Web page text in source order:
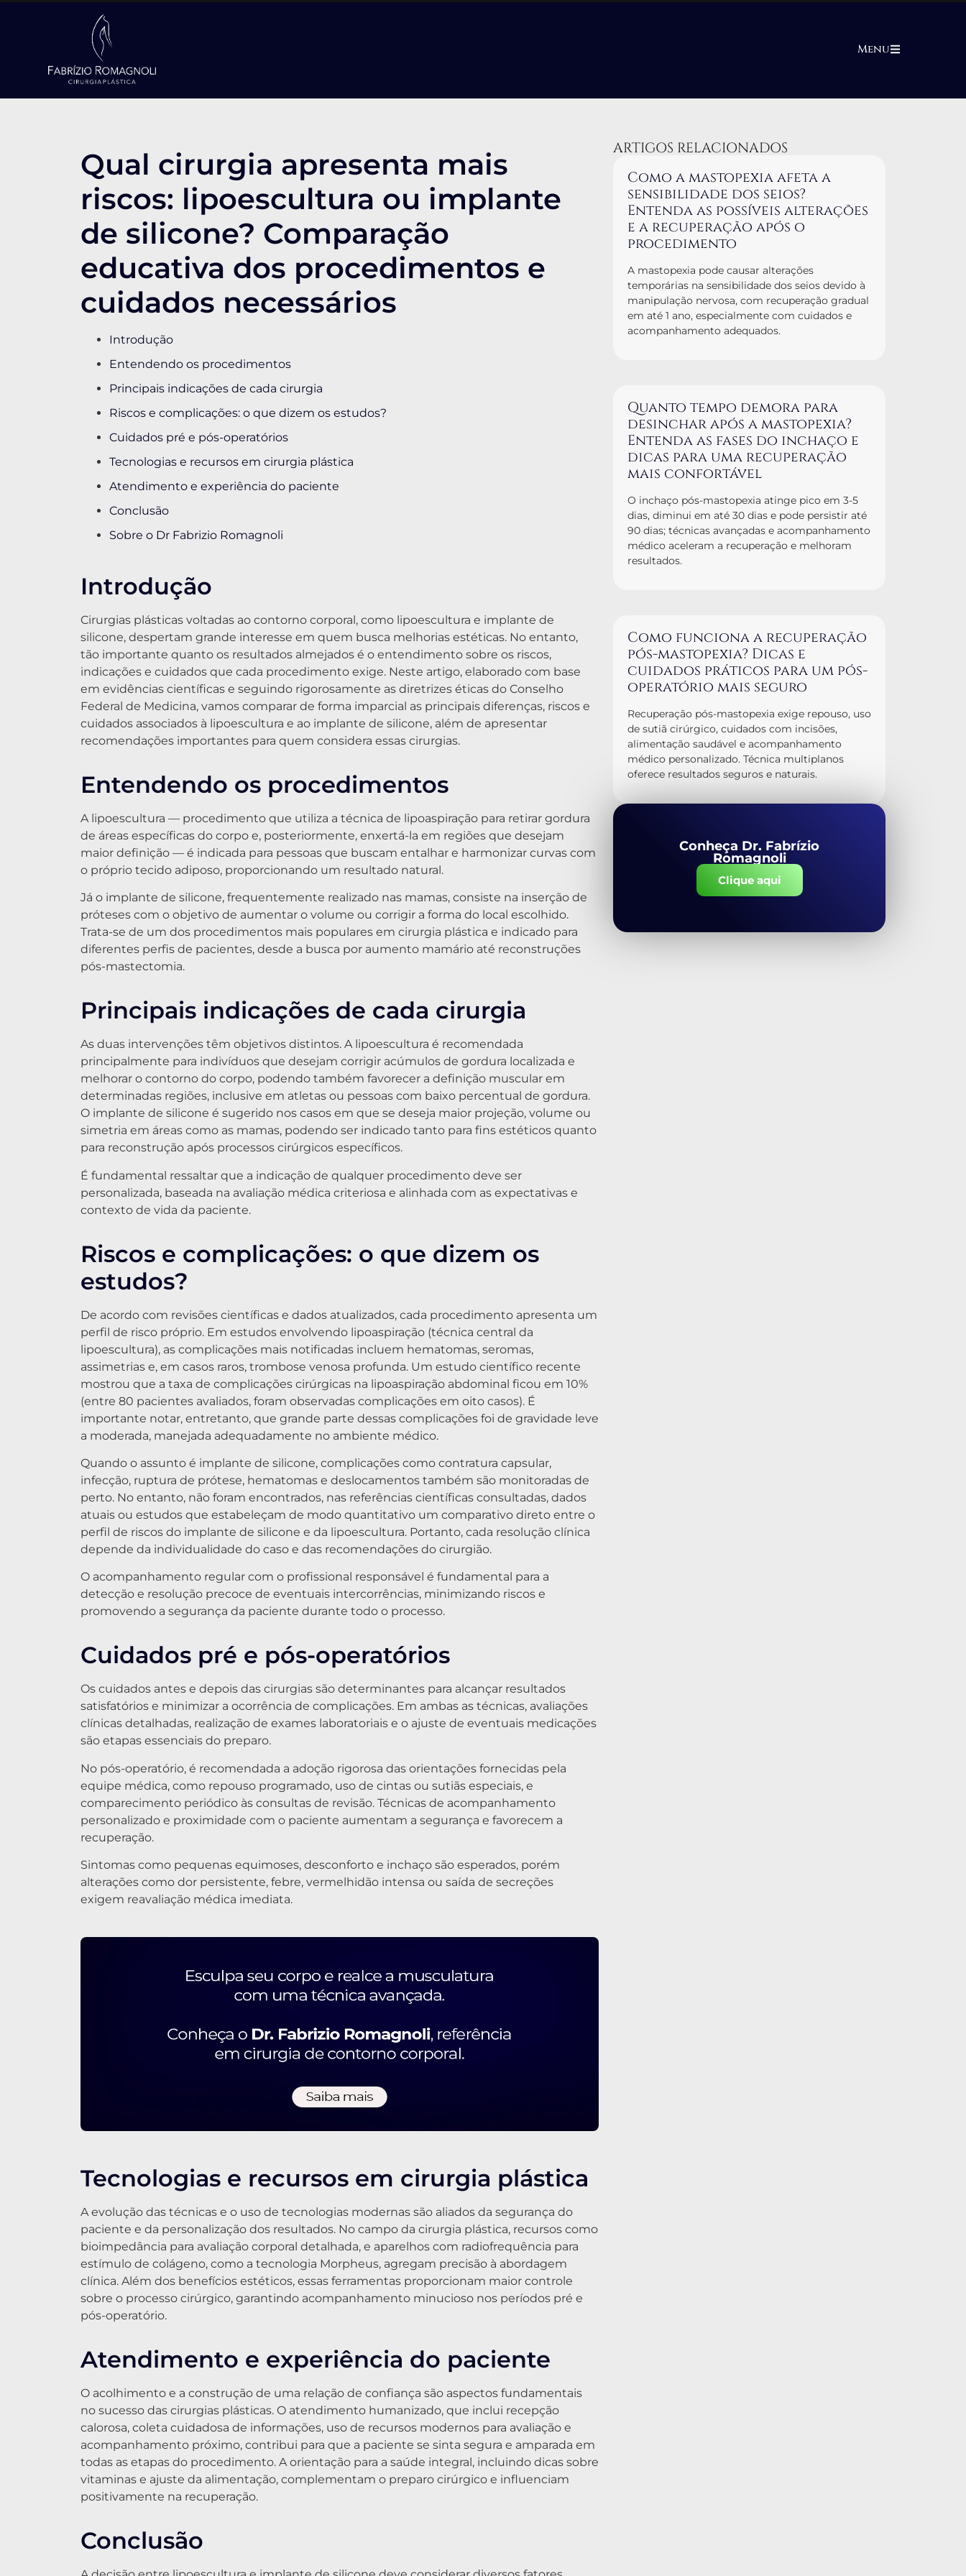
Menu
Qual cirurgia apresenta mais
riscos: lipoescultura ou implante
de silicone? Comparação
educativa dos procedimentos e
cuidados necessários
Introdução
Entendendo os procedimentos
Principais indicações de cada cirurgia
Riscos e complicações: o que dizem os estudos?
Cuidados pré e pós-operatórios
Tecnologias e recursos em cirurgia plástica
Atendimento e experiência do paciente
Conclusão
Sobre o Dr Fabrizio Romagnoli
Introdução
Cirurgias plásticas voltadas ao contorno corporal, como lipoescultura e implante de
silicone, despertam grande interesse em quem busca melhorias estéticas. No entanto,
tão importante quanto os resultados almejados é o entendimento sobre os riscos,
indicações e cuidados que cada procedimento exige. Neste artigo, elaborado com base
em evidências científicas e seguindo rigorosamente as diretrizes éticas do Conselho
Federal de Medicina, vamos comparar de forma imparcial as principais diferenças, riscos e
cuidados associados à lipoescultura e ao implante de silicone, além de apresentar
recomendações importantes para quem considera essas cirurgias.
Entendendo os procedimentos
A lipoescultura — procedimento que utiliza a técnica de lipoaspiração para retirar gordura
de áreas específicas do corpo e, posteriormente, enxertá-la em regiões que desejam
maior definição — é indicada para pessoas que buscam entalhar e harmonizar curvas com
o próprio tecido adiposo, proporcionando um resultado natural.
Já o implante de silicone, frequentemente realizado nas mamas, consiste na inserção de
próteses com o objetivo de aumentar o volume ou corrigir a forma do local escolhido.
Trata-se de um dos procedimentos mais populares em cirurgia plástica e indicado para
diferentes perfis de pacientes, desde a busca por aumento mamário até reconstruções
pós-mastectomia.
Principais indicações de cada cirurgia
As duas intervenções têm objetivos distintos. A lipoescultura é recomendada
principalmente para indivíduos que desejam corrigir acúmulos de gordura localizada e
melhorar o contorno do corpo, podendo também favorecer a definição muscular em
determinadas regiões, inclusive em atletas ou pessoas com baixo percentual de gordura.
O implante de silicone é sugerido nos casos em que se deseja maior projeção, volume ou
simetria em áreas como as mamas, podendo ser indicado tanto para fins estéticos quanto
para reconstrução após processos cirúrgicos específicos.
É fundamental ressaltar que a indicação de qualquer procedimento deve ser
personalizada, baseada na avaliação médica criteriosa e alinhada com as expectativas e
contexto de vida da paciente.
Riscos e complicações: o que dizem os
estudos?
De acordo com revisões científicas e dados atualizados, cada procedimento apresenta um
perfil de risco próprio. Em estudos envolvendo lipoaspiração (técnica central da
lipoescultura), as complicações mais notificadas incluem hematomas, seromas,
assimetrias e, em casos raros, trombose venosa profunda. Um estudo científico recente
mostrou que a taxa de complicações cirúrgicas na lipoaspiração abdominal ficou em 10%
(entre 80 pacientes avaliados, foram observadas complicações em oito casos). É
importante notar, entretanto, que grande parte dessas complicações foi de gravidade leve
a moderada, manejada adequadamente no ambiente médico.
Quando o assunto é implante de silicone, complicações como contratura capsular,
infecção, ruptura de prótese, hematomas e deslocamentos também são monitoradas de
perto. No entanto, não foram encontrados, nas referências científicas consultadas, dados
atuais ou estudos que estabeleçam de modo quantitativo um comparativo direto entre o
perfil de riscos do implante de silicone e da lipoescultura. Portanto, cada resolução clínica
depende da individualidade do caso e das recomendações do cirurgião.
O acompanhamento regular com o profissional responsável é fundamental para a
detecção e resolução precoce de eventuais intercorrências, minimizando riscos e
promovendo a segurança da paciente durante todo o processo.
Cuidados pré e pós-operatórios
Os cuidados antes e depois das cirurgias são determinantes para alcançar resultados
satisfatórios e minimizar a ocorrência de complicações. Em ambas as técnicas, avaliações
clínicas detalhadas, realização de exames laboratoriais e o ajuste de eventuais medicações
são etapas essenciais do preparo.
No pós-operatório, é recomendada a adoção rigorosa das orientações fornecidas pela
equipe médica, como repouso programado, uso de cintas ou sutiãs especiais, e
comparecimento periódico às consultas de revisão. Técnicas de acompanhamento
personalizado e proximidade com o paciente aumentam a segurança e favorecem a
recuperação.
Sintomas como pequenas equimoses, desconforto e inchaço são esperados, porém
alterações como dor persistente, febre, vermelhidão intensa ou saída de secreções
exigem reavaliação médica imediata.
Tecnologias e recursos em cirurgia plástica
A evolução das técnicas e o uso de tecnologias modernas são aliados da segurança do
paciente e da personalização dos resultados. No campo da cirurgia plástica, recursos como
bioimpedância para avaliação corporal detalhada, e aparelhos com radiofrequência para
estímulo de colágeno, como a tecnologia Morpheus, agregam precisão à abordagem
clínica. Além dos benefícios estéticos, essas ferramentas proporcionam maior controle
sobre o processo cirúrgico, garantindo acompanhamento minucioso nos períodos pré e
pós-operatório.
Atendimento e experiência do paciente
O acolhimento e a construção de uma relação de confiança são aspectos fundamentais
no sucesso das cirurgias plásticas. O atendimento humanizado, que inclui recepção
calorosa, coleta cuidadosa de informações, uso de recursos modernos para avaliação e
acompanhamento próximo, contribui para que a paciente se sinta segura e amparada em
todas as etapas do procedimento. A orientação para a saúde integral, incluindo dicas sobre
vitaminas e ajuste da alimentação, complementam o preparo cirúrgico e influenciam
positivamente na recuperação.
Conclusão
ARTIGOS RELACIONADOS
Como a mastopexia afeta a
sensibilidade dos seios?
Entenda as possíveis alterações
e a recuperação após o
procedimento
A mastopexia pode causar alterações
temporárias na sensibilidade dos seios devido à
manipulação nervosa, com recuperação gradual
em até 1 ano, especialmente com cuidados e
acompanhamento adequados.
Quanto tempo demora para
desinchar após a mastopexia?
Entenda as fases do inchaço e
dicas para uma recuperação
mais confortável
O inchaço pós-mastopexia atinge pico em 3-5
dias, diminui em até 30 dias e pode persistir até
90 dias; técnicas avançadas e acompanhamento
médico aceleram a recuperação e melhoram
resultados.
Como funciona a recuperação
pós-mastopexia? Dicas e
cuidados práticos para um pós-
operatório mais seguro
Recuperação pós-mastopexia exige repouso, uso
de sutiã cirúrgico, cuidados com incisões,
alimentação saudável e acompanhamento
médico personalizado. Técnica multiplanos
oferece resultados seguros e naturais.
Conheça Dr. Fabrízio
Romagnoli
Clique aqui